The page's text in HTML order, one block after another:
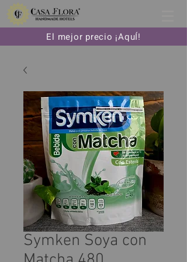
El mejor precio ¡AquÍ!
Symken Soya con